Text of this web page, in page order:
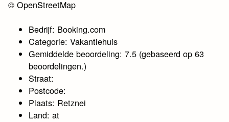
© OpenStreetMap
Bedrijf: Booking.com
Categorie: Vakantiehuis
Gemiddelde beoordeling: 7.5 (gebaseerd op 63
beoordelingen.)
Straat:
Postcode:
Plaats: Retznei
Land: at